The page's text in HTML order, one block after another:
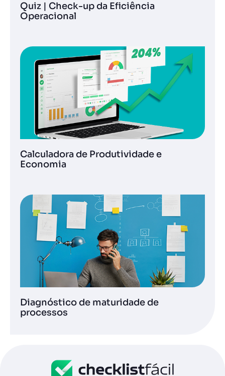
Quiz | Check-up da Eficiência
Operacional
Calculadora de Produtividade e
Economia
Diagnóstico de maturidade de
processos